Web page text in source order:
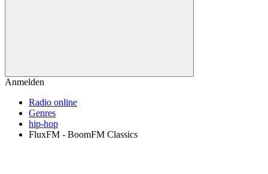
Anmelden
Radio online
Genres
hip-hop
FluxFM - BoomFM Classics